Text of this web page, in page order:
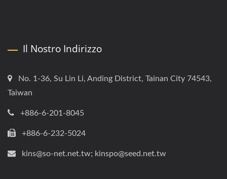
Il Nostro Indirizzo
No. 1-36, Su Lin Li, Anding District, Tainan City 74543,
Taiwan
+886-6-201-8045
+886-6-232-5024
kins@so-net.net.tw; kinspo@seed.net.tw